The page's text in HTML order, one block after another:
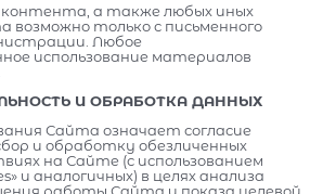
контента, а также любых иных
только с письменного
Любое
использование материалов
И ОБРАБОТКА ДАННЫХ
Сайта означает согласие
и обработку обезличенных
на Сайте (с использованием
и аналогичных) в целях анализа
работы Сайта и показа целевой